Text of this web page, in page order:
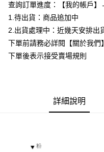
３．安心：先確認商品／服務後
１．於結帳方式選擇「AFTEE先
結帳頁面，進行簡訊認證並確認
２．訂單成立數日內，您將收到繳
３．收到繳費通知簡訊後14天內
後付繳納相關費用。
※ 交易是否成功請以「AFTEE先
【注意事項】
全家付款取貨
每筆NT$85，滿NT$799(含以
付款後全家取貨
每筆NT$85，滿NT$799(含以
付款後7-11取貨
查詢訂單進度：【我的帳戶
1.待出貨：商品追加中
2.出貨處理中：近幾天安排出
下單前請務必詳閱【關於我
下單後表示接受賣場規則
詳細說明